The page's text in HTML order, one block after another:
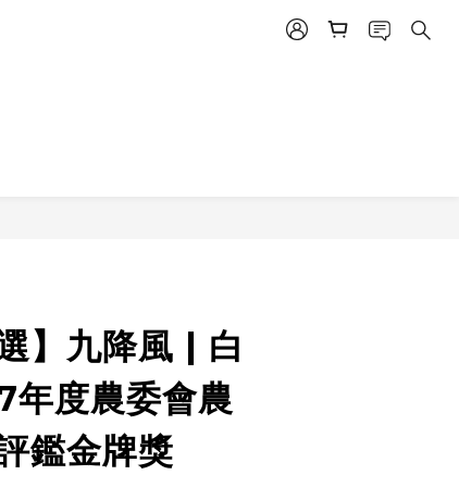
】九降風 | 白
度農委會農
鑑金牌獎